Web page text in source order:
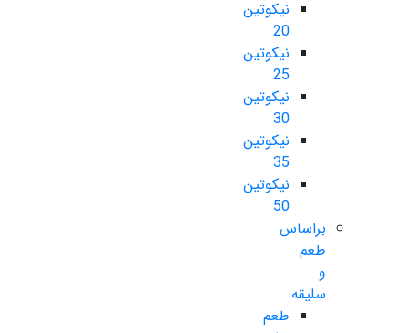
نیکوتین
20
نیکوتین
25
نیکوتین
30
نیکوتین
35
نیکوتین
50
براساس
طعم
و
سلیقه
طعم